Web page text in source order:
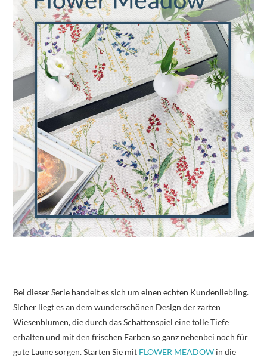
Bei dieser Serie handelt es sich um einen echten Kundenliebling.
Sicher liegt es an dem wunderschönen Design der zarten
Wiesenblumen, die durch das Schattenspiel eine tolle Tiefe
erhalten und mit den frischen Farben so ganz nebenbei noch für
gute Laune sorgen. Starten Sie mit FLOWER MEADOW in die